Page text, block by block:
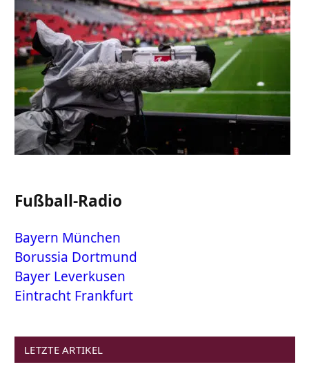
Fußball-Radio
Bayern München
Borussia Dortmund
Bayer Leverkusen
Eintracht Frankfurt
LETZTE ARTIKEL